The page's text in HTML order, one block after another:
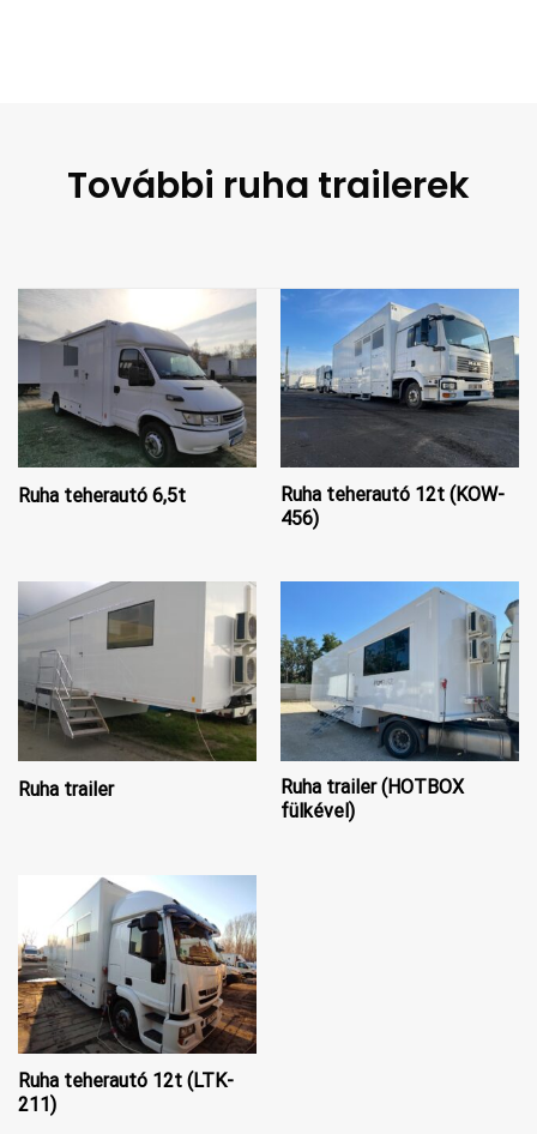
További ruha trailerek
Ruha teherautó 6,5t
Ruha teherautó 12t (KOW-
456)
Ruha trailer
Ruha trailer (HOTBOX
fülkével)
Ruha teherautó 12t (LTK-
211)